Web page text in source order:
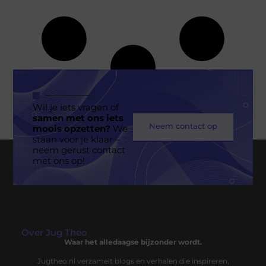
Wil je iets vragen of
samen met ons iets
moois opzetten? We
staan voor je klaar –
neem gerust contact
met ons op!
Neem contact op
Over Jug Theo
Waar het alledaagse bijzonder wordt.
Jugtheo.nl verzamelt blogs en verhalen die inspireren,